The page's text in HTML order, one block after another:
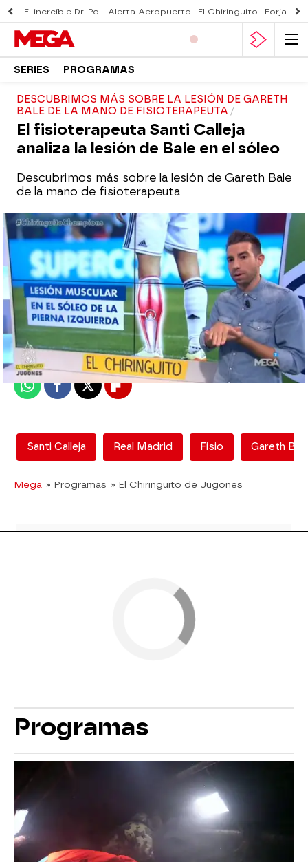
El increíble Dr. Pol Alerta Aeropuerto El Chiringuito Forjado
SERIES PROGRAMAS
DESCUBRIMOS MÁS SOBRE LA LESIÓN DE GARETH
BALE DE LA MANO DE FISIOTERAPEUTA
El fisioterapeuta Santi Calleja
analiza la lesión de Bale en el sóleo
Descubrimos más sobre la lesión de Gareth Bale
de la mano de fisioterapeuta
mega
Madrid
Publicado:14 de febrero de 2018, 18:02
WhatsappFacebook
X Flipboard
Santi Calleja Real Madrid Fisio Gareth
Mega » Programas » El Chiringuito de Jugones
Programas